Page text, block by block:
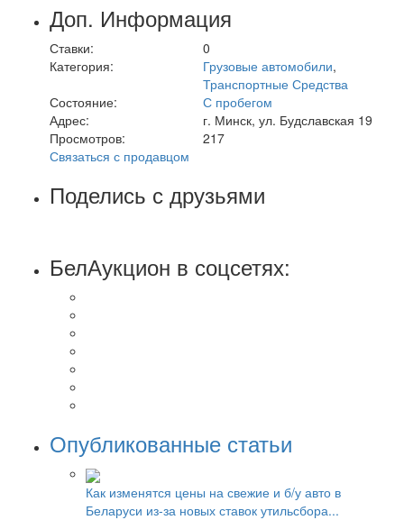
Доп. Информация
Ставки:
0
Категория:
Грузовые автомобили,
Транспортные Средства
Состояние:
С пробегом
Адрес:
г. Минск, ул. Будславская 19
Просмотров:
217
Связаться с продавцом
Поделись с друзьями
БелАукцион в соцсетях:
Опубликованные статьи
Как изменятся цены на свежие и б/у авто в
Беларуси из-за новых ставок утильсбора...